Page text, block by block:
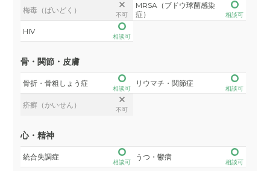
梅毒（ばいどく）
不可
MRSA（ブドウ球菌感染
症）
相談可
HIV
相談可
骨・関節・皮膚
骨折・骨粗しょう症
相談可
リウマチ・関節症
相談可
疥癬（かいせん）
不可
心・精神
統合失調症
相談可
うつ・鬱病
相談可